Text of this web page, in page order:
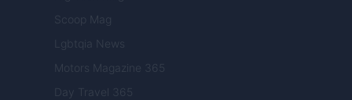
Scoop Mag
Lgbtqia News
Motors Magazine 365
Day Travel 365